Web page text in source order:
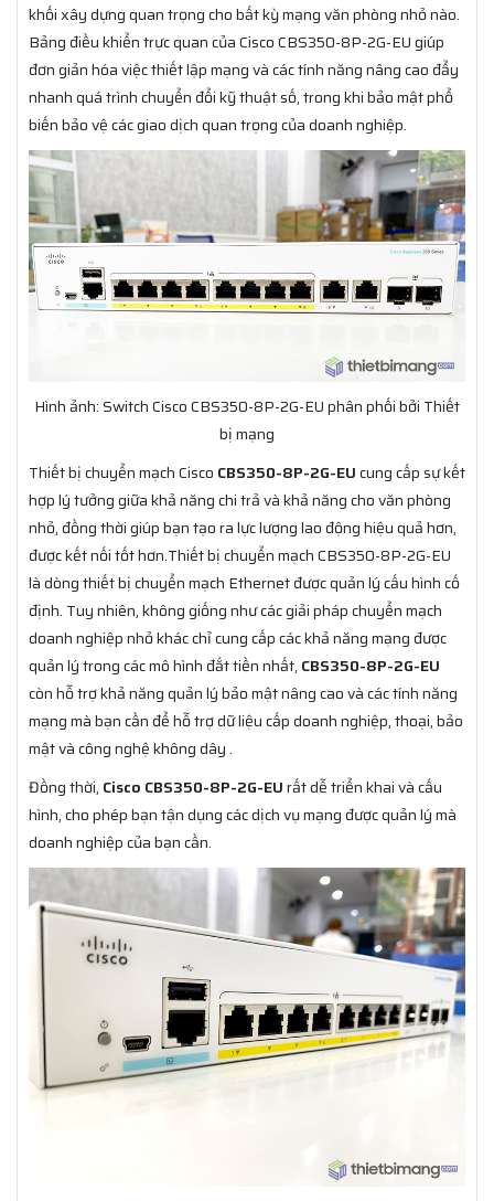
khối xây dựng quan trọng cho bất kỳ mạng văn phòng nhỏ nào.
Bảng điều khiển trực quan của Cisco CBS350-8P-2G-EU giúp
đơn giản hóa việc thiết lập mạng và các tính năng nâng cao đẩy
nhanh quá trình chuyển đổi kỹ thuật số, trong khi bảo mật phổ
biến bảo vệ các giao dịch quan trọng của doanh nghiệp.
Hình ảnh: Switch Cisco CBS350-8P-2G-EU phân phối bởi Thiết
bị mạng
Thiết bị chuyển mạch Cisco CBS350-8P-2G-EUcung cấp sự kết
hợp lý tưởng giữa khả năng chi trả và khả năng cho văn phòng
nhỏ, đồng thời giúp bạn tạo ra lực lượng lao động hiệu quả hơn,
được kết nối tốt hơn.Thiết bị chuyển mạch CBS350-8P-2G-EU
là dòng thiết bị chuyển mạch Ethernet được quản lý cấu hình cố
định. Tuy nhiên, không giống như các giải pháp chuyển mạch
doanh nghiệp nhỏ khác chỉ cung cấp các khả năng mạng được
quản lý trong các mô hình đắt tiền nhất, CBS350-8P-2G-EU
còn hỗ trợ khả năng quản lý bảo mật nâng cao và các tính năng
mạng mà bạn cần để hỗ trợ dữ liệu cấp doanh nghiệp, thoại, bảo
mật và công nghệ không dây .
Đồng thời, Cisco CBS350-8P-2G-EUrất dễ triển khai và cấu
hình, cho phép bạn tận dụng các dịch vụ mạng được quản lý mà
doanh nghiệp của bạn cần.